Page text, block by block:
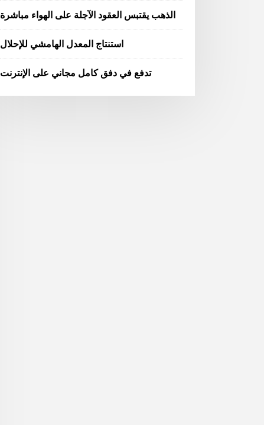
الذهب يقتبس العقود الآجلة على الهواء مباشرة
استنتاج المعدل الهامشي للإحلال
تدفع في دفق كامل مجاني على الإنترنت